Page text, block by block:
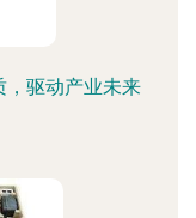
，驱动产业未来